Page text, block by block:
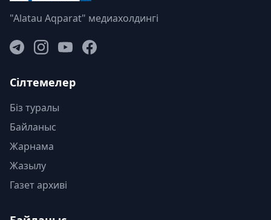
"Alatau Aqparat" медиахолдингі
Сілтемелер
Біз туралы
Байланыс
Жарнама
Жазылу
Газет архиві